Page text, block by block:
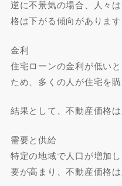
逆に不景気の場合、人々
格は下がる傾向があります
金利
住宅ローンの金利が低い
ため、多くの人が住宅を
結果として、不動産価格は
需要と供給
特定の地域で人口が増加
要が高まり、不動産価格は